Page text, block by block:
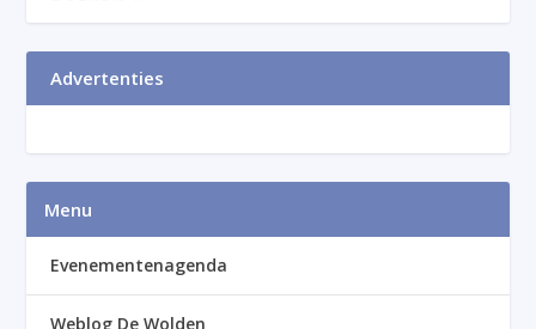
Advertenties
Menu
Evenementenagenda
Weblog De Wolden